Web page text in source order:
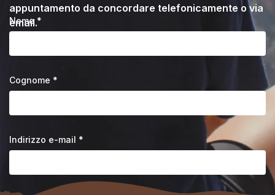
appuntamento da concordare telefonicamente o via
email.
Nome *
Cognome *
Indirizzo e-mail *